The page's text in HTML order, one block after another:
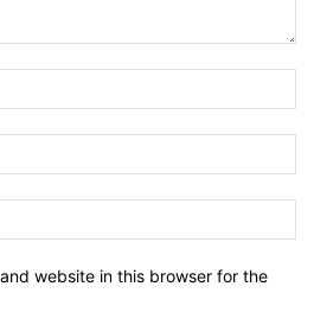
website in this browser for the